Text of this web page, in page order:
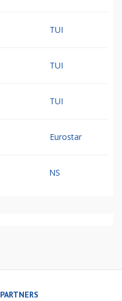
TUI
TUI
TUI
Eurostar
NS
PARTNERS